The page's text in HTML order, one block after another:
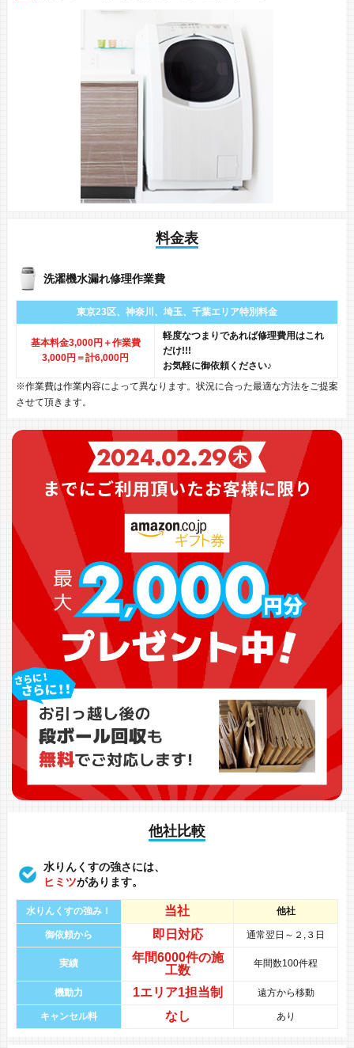
料金表
洗濯機水漏れ修理作業費
東京23区、神奈川、 埼玉、千葉エリア特別料金
基本料金3,000円＋作業費
3,000円 ＝計6,000円
軽度なつまりであれば修理費用はこれ
だけ!!!
お気軽に御依頼ください♪
※作業費は作業内容によって異なります。状況に合った最適な方法をご提案
させて頂きます。
他社比較
水りんくすの強さには、
ヒミツがあります。
水りんくすの強み！ 当社 他社
御依頼から 即日対応 通常翌日～２,３日
実績 年間6000件の施
工数
年間数100件程
機動力 1エリア1担当制 遠方から移動
キャンセル料 なし あり